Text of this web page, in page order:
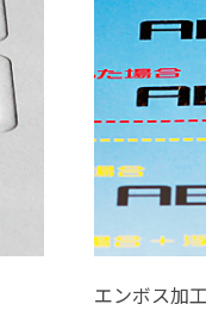
エンボス加